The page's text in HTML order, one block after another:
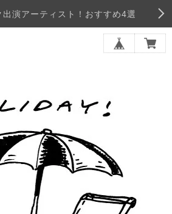
出演アーティスト！おすすめ4選